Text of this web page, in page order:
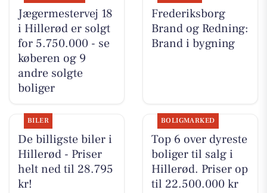
Jægermestervej 18
i Hillerød er solgt
for 5.750.000 - se
køberen og 9
andre solgte
boliger
Frederiksborg
Brand og Redning:
Brand i bygning
BILER
De billigste biler i
Hillerød - Priser
helt ned til 28.795
kr!
BOLIGMARKED
Top 6 over dyreste
boliger til salg i
Hillerød. Priser op
til 22.500.000 kr